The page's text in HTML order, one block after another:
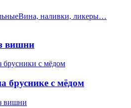
Вина, наливки, ликеры…
вишни
бруснике с мёдом